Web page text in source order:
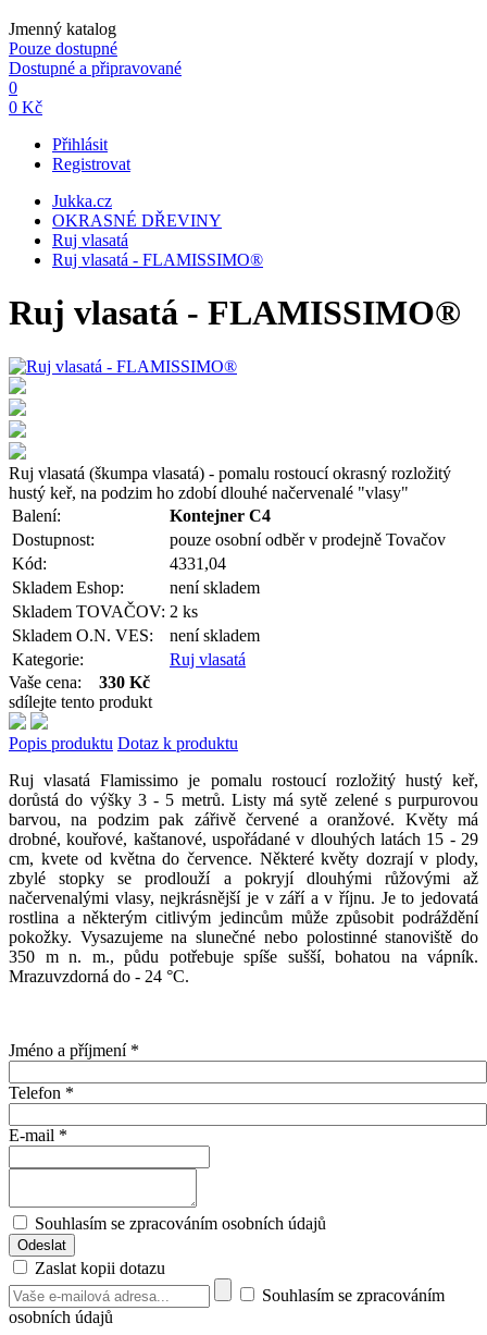
Jmenný katalog
Pouze dostupné
Dostupné a připravované
0
0 Kč
Přihlásit
Registrovat
Jukka.cz
OKRASNÉ DŘEVINY
Ruj vlasatá
Ruj vlasatá - FLAMISSIMO®
Ruj vlasatá - FLAMISSIMO®
Ruj vlasatá (škumpa vlasatá) - pomalu rostoucí okrasný rozložitý
hustý keř, na podzim ho zdobí dlouhé načervenalé "vlasy"
Balení:
Kontejner C4
Dostupnost:
pouze osobní odběr v prodejně Tovačov
Kód:
4331,04
Skladem Eshop:
není skladem
Skladem TOVAČOV: 2 ks
Skladem O.N. VES:
není skladem
Kategorie:
Ruj vlasatá
Vaše cena: 330 Kč
sdílejte tento produkt
Popis produktu Dotaz k produktu
Ruj vlasatá Flamissimo je pomalu rostoucí rozložitý hustý keř,
dorůstá do výšky 3 - 5 metrů. Listy má sytě zelené s purpurovou
barvou, na podzim pak zářivě červené a oranžové. Květy má
drobné, kouřové, kaštanové, uspořádané v dlouhých latách 15 - 29
cm, kvete od května do července. Některé květy dozrají v plody,
zbylé stopky se prodlouží a pokryjí dlouhými růžovými až
načervenalými vlasy, nejkrásnější je v září a v říjnu. Je to jedovatá
rostlina a některým citlivým jedincům může způsobit podráždění
pokožky. Vysazujeme na slunečné nebo polostinné stanoviště do
350 m n. m., půdu potřebuje spíše sušší, bohatou na vápník.
Mrazuvzdorná do - 24 °C.
Jméno a příjmení *
Telefon *
E-mail *
Souhlasím se zpracováním osobních údajů
Zaslat kopii dotazu
Souhlasím se zpracováním
osobních údajů